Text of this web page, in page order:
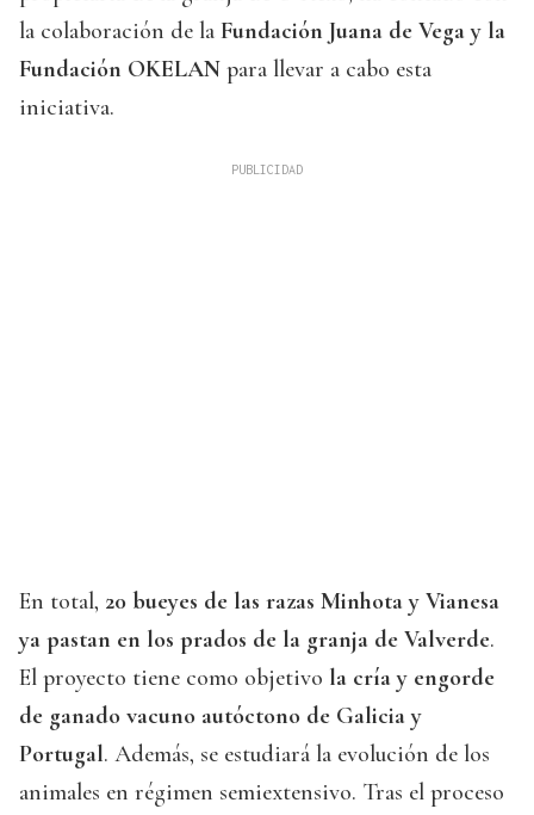
la colaboración de la Fundación Juana de Vega y la
Fundación OKELAN para llevar a cabo esta
iniciativa.
En total, 20 bueyes de las razas Minhota y Vianesa
ya pastan en los prados de la granja de Valverde.
El proyecto tiene como objetivo la cría y engorde
de ganado vacuno autóctono de Galicia y
Portugal. Además, se estudiará la evolución de los
animales en régimen semiextensivo. Tras el proceso